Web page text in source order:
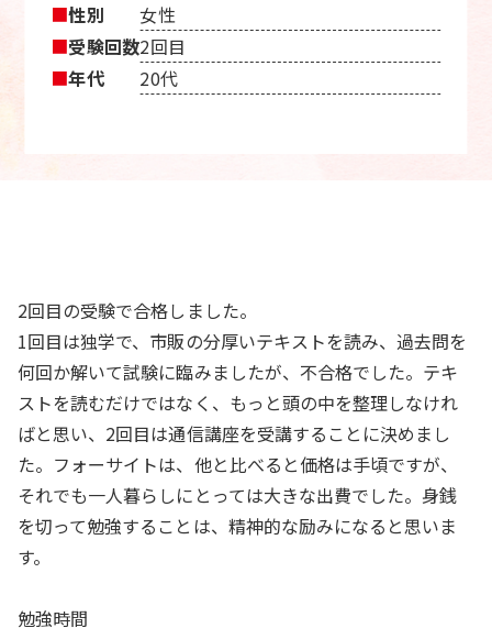
■性別
女性
■受験回数2回目
■年代 20代
2回目の受験で合格しました。
1回目は独学で、市販の分厚いテキストを読み、過去問を
何回か解いて試験に臨みましたが、不合格でした。テキ
ストを読むだけではなく、もっと頭の中を整理しなけれ
ばと思い、2回目は通信講座を受講することに決めまし
た。フォーサイトは、他と比べると価格は手頃ですが、
それでも一人暮らしにとっては大きな出費でした。身銭
を切って勉強することは、精神的な励みになると思いま
す。
勉強時間